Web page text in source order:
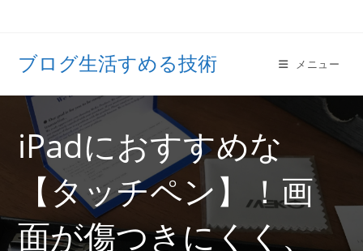
ブログ生活すめる技術 メニュー
iPadにおすすめな
【タッチペン】！画
面が傷つきにくく、